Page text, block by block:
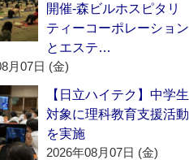
開催‐森ビルホスピタリ
ティーコーポレーション
とエステ…
月07日 (金)
【日立ハイテク】中学生
対象に理科教育支援活動
を実施
2026年08月07日 (金)